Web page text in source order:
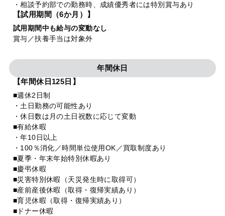
・相談予約部での勤務時、成績優秀者には特別賞与あり
【試用期間（6か月）】
試用期間中も給与の変動なし
賞与／扶養手当は対象外
年間休日
【年間休日125日】
■週休2日制
・土日勤務の可能性あり
・休日数は月の土日祝数に応じて変動
■有給休暇
・年10日以上
・100％消化／時間単位使用OK／買取制度あり
■夏季・年末年始特別休暇あり
■慶弔休暇
■災害特別休暇（天災発生時に取得可）
■産前産後休暇（取得・復帰実績あり）
■育児休暇（取得・復帰実績あり）
■ドナー休暇